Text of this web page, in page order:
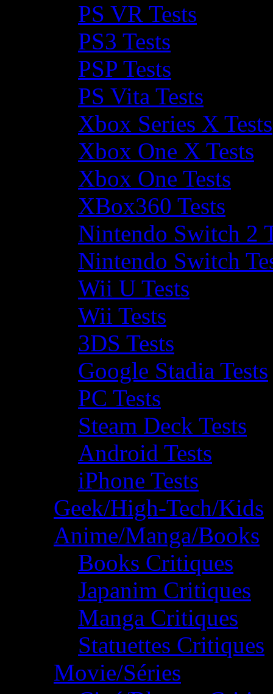
PS VR Tests
PS3 Tests
PSP Tests
PS Vita Tests
Xbox Series X Tests
Xbox One X Tests
Xbox One Tests
XBox360 Tests
Nintendo Switch 2
Nintendo Switch
Wii U Tests
Wii Tests
3DS Tests
Google Stadia Tests
PC Tests
Steam Deck Tests
Android Tests
iPhone Tests
Geek/High-Tech/Kids
Anime/Manga/Books
Books Critiques
Japanim Critiques
Manga Critiques
Statuettes Critiques
Movie/Séries